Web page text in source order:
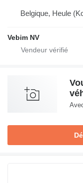
Belgique, Heule
Vebim NV